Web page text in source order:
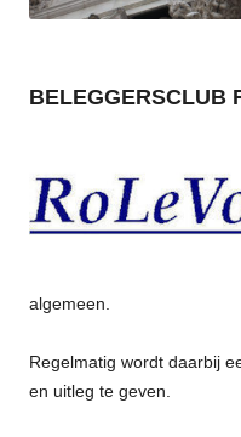
BELEGGERSCLUB
algemeen.
Regelmatig wordt daarbij
en uitleg te geven.